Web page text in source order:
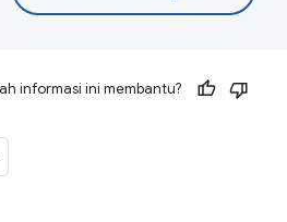
informasi ini membantu?